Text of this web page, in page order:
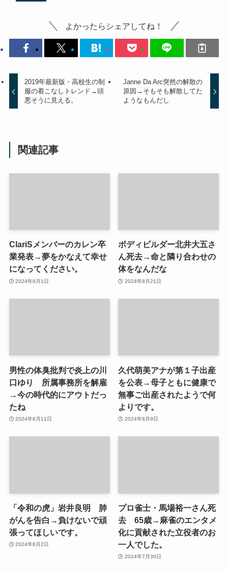
よかったらシェアしてね！
2019年最新版・高校生の制
服の着こなしトレンド→頭
悪そうに見える。
Janne Da Arc突然の解散の
原因→そもそも解散してた
ようなもんだし
関連記事
ClariSメンバーのカレン卒
業発表→夢をかなえて幸せ
になってください。
2024年9月1日
ボディビルダー北井大五さ
ん死去→命と隣り合わせの
体をなんだな
2024年8月21日
男性の体臭批判で炎上の川
口ゆり 所属事務所を解雇
→今の時代的にアウトだっ
たね
2024年8月11日
久代萌美アナが第１子出産
を公表→母子ともに健康で
無事ご出産されたようで何
よりです。
2024年8月9日
「令和の虎」岩井良明 肺
がんを告白→負けないで頑
張ってほしいです。
2024年8月2日
プロ雀士・馬場裕一さん死
去 65歳→麻雀のエンタメ
化に貢献された立役者のお
一人でした。
2024年7月30日